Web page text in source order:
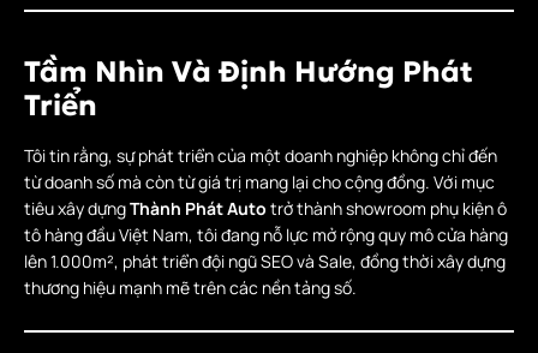
Tầm Nhìn Và Định Hướng Phát
Triển
Tôi tin rằng, sự phát triển của một doanh nghiệp không chỉ đến
từ doanh số mà còn từ giá trị mang lại cho cộng đồng. Với mục
tiêu xây dựngThành Phát Auto trở thành showroom phụ kiện ô
tô hàng đầu Việt Nam, tôi đang nỗ lực mở rộng quy mô cửa hàng
lên 1.000m², phát triển đội ngũ SEO và Sale, đồng thời xây dựng
thương hiệu mạnh mẽ trên các nền tảng số.